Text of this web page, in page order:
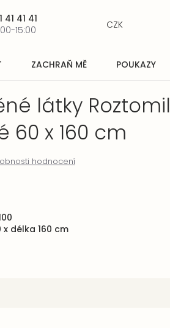
41 41 41
15:00
CZK
ZACHRAŇ MĚ POUKAZY
látky
60 x 160 cm
hodnocení
x délka 160 cm